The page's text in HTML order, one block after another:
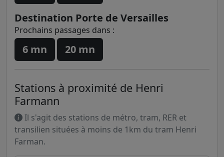
Destination Porte de Versailles
Prochains passages dans :
6 mn 20 mn
Stations à proximité de Henri
Farmann
Il s'agit des stations de métro, tram, RER et
transilien situées à moins de 1km du tram Henri
Farman.